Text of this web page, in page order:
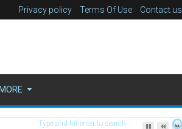
Privacy policy Terms Of Use Contact us
MORE